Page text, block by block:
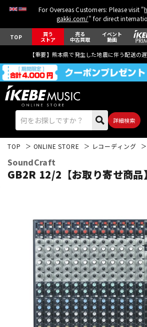
For Overseas Customers: Please visit "
gakki.com/" for direct
TOP 買う
ストア
売る
中古買取
イベント
動画
【重要】熊本県で発生した地震に伴う配送の
詳細検索
ベース
ドラム
キーボード
TOP ONLINE STORE レコーディング
SoundCraft
GB2R 12/2【お取り寄せ商品】